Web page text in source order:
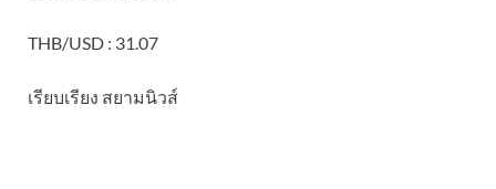
THB/USD : 31.07
เรียบเรียง สยามนิวส์